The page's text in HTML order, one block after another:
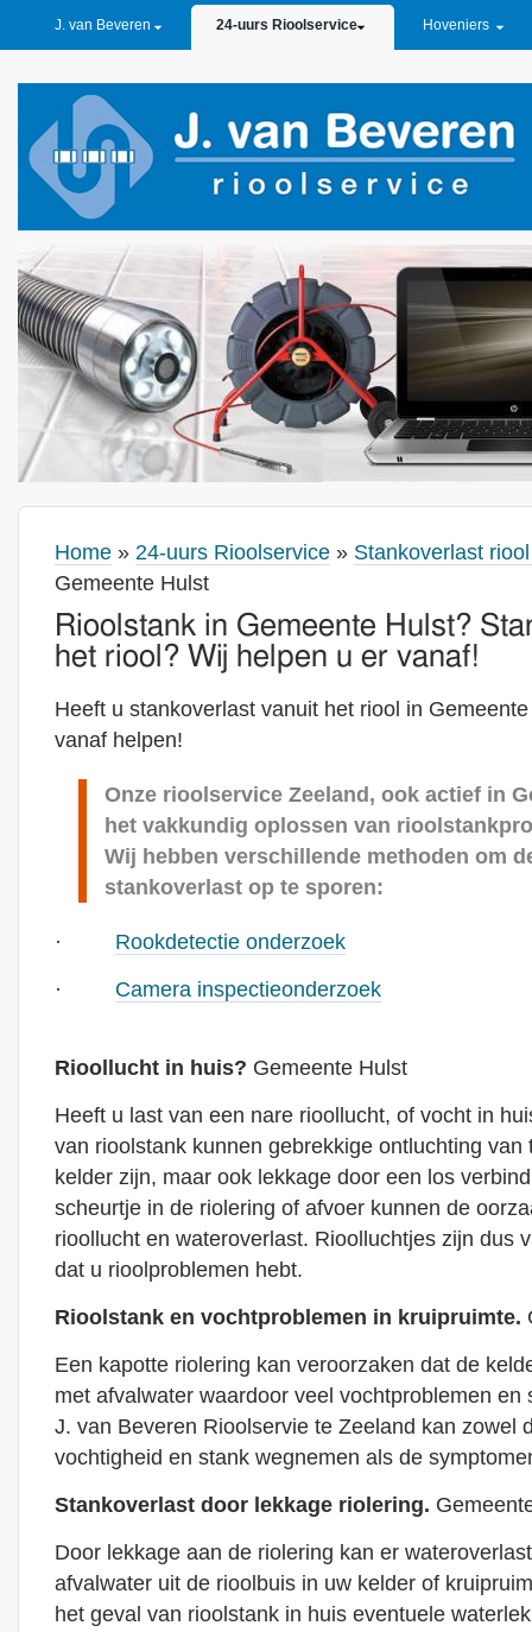
J. van Beveren 24-uurs Rioolservice Hoveniers
Home » 24-uurs Rioolservice » Stankoverlast
Gemeente Hulst
Rioolstank in Gemeente Hulst?
het riool? Wij helpen u er vanaf!
Heeft u stankoverlast vanuit het riool in
vanaf helpen!
Onze rioolservice Zeeland, ook actief in
het vakkundig oplossen van
Wij hebben verschillende methoden om
stankoverlast op te sporen:
· Rookdetectie onderzoek
· Camera inspectieonderzoek
Rioollucht in huis? Gemeente Hulst
Heeft u last van een nare rioollucht, of vocht in
van rioolstank kunnen gebrekkige ontluchting van
kelder zijn, maar ook lekkage door een los
scheurtje in de riolering of afvoer kunnen de
rioollucht en wateroverlast. Rioolluchtjes zijn dus
dat u rioolproblemen hebt.
Rioolstank en vochtproblemen in kruipruimte.
Een kapotte riolering kan veroorzaken dat de
met afvalwater waardoor veel vochtproblemen en
J. van Beveren Rioolservie te Zeeland kan zowel
vochtigheid en stank wegnemen als de
Stankoverlast door lekkage riolering.
Door lekkage aan de riolering kan er
afvalwater uit de rioolbuis in uw kelder of
het geval van rioolstank in huis eventuele